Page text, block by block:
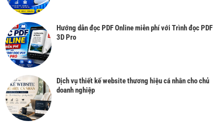
Hướng dẫn đọc PDF Online miễn phí với Trình đọc PDF
3D Pro
Dịch vụ thiết kế website thương hiệu cá nhân cho chủ
doanh nghiệp